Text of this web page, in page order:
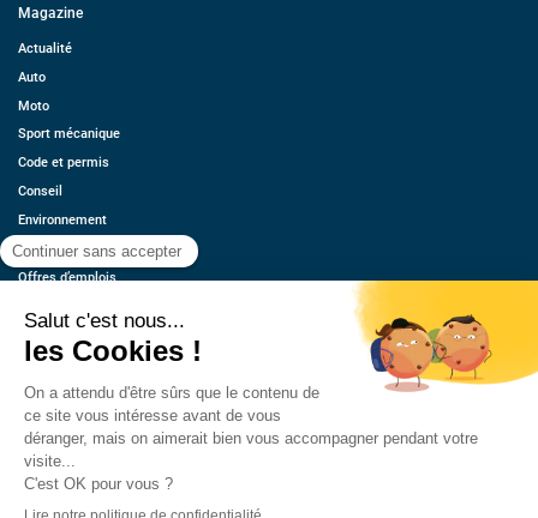
Magazine
Actualité
Auto
Moto
Sport mécanique
Code et permis
Conseil
Environnement
Économie
Offres d’emplois
Contact
Estimez votre voiture
Mentions légales
CGU